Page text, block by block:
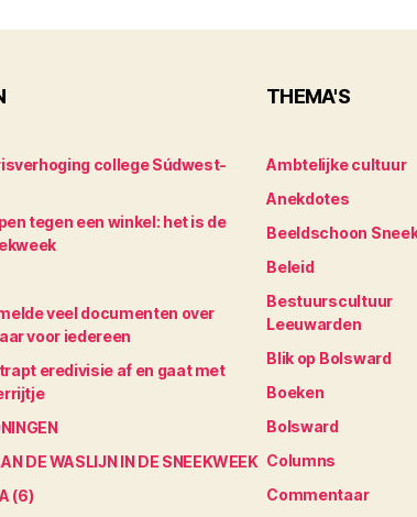
college Súdwest-
tegen een winkel: het is de
veel documenten over
voor iedereen
eredivisie af en gaat met
DE WASLIJN IN DE SNEEKWEEK
(6)
THEMA'S
Ambtelijke cultuur
Anekdotes
Beeldschoon
Beleid
Bestuurscultuur
Leeuwarden
Blik op Bolsward
Boeken
Bolsward
Columns
Commentaar